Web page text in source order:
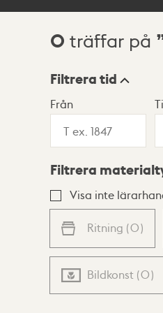
Sökresultat
0 träffar på
Visningsläge
Lista Karta
Filtrera tid
Från
Filtrera
Visa inte
Ritning (0)
Bildkonst (0)